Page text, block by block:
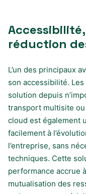
réduction
L’un des principaux
son accessibilité.
solution depuis
transport multisite ou
cloud est également
facilement à
l’entreprise, sans
techniques. Cette
performance accrue
mutualisation des